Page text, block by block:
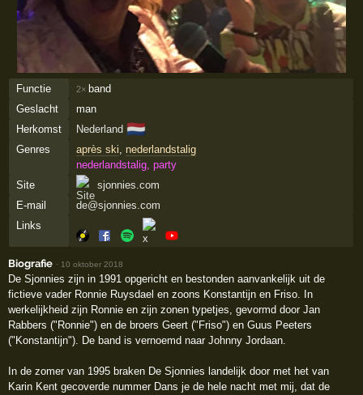
Functie 2× band
Geslacht
man
Herkomst
Nederland 🇳🇱
Genres après ski, nederlandstalig
nederlandstalig, party
Site
sjonnies.com
E-mail
de@sjonnies.com
Links
Biografie · 10 oktober 2018
De Sjonnies zijn in 1991 opgericht en bestonden aanvankelijk uit de
fictieve vader Ronnie Ruysdael en zoons Konstantijn en Friso. In
werkelijkheid zijn Ronnie en zijn zonen typetjes, gevormd door Jan
Rabbers ("Ronnie") en de broers Geert ("Friso") en Guus Peeters
("Konstantijn"). De band is vernoemd naar Johnny Jordaan.
In de zomer van 1995 braken De Sjonnies landelijk door met het van
Karin Kent gecoverde nummer Dans je de hele nacht met mij, dat de